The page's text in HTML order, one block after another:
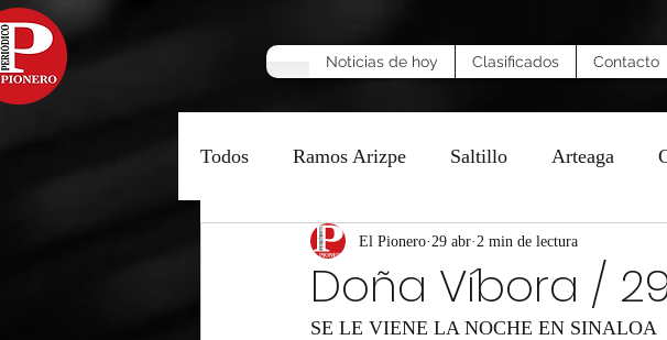
Noticias de hoy Clasificados Contacto
Todos Ramos Arizpe Saltillo Arteaga
Manzana Caliente Opinión
Doña Víbora /
El Pionero 29 abr 2 min de lectura
SE LE VIENE LA NOCHE EN SINALOA